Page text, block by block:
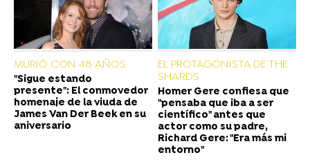
MURIÓ CON 48 AÑOS
"Sigue estando
presente": El conmovedor
homenaje de la viuda de
James Van Der Beek en su
aniversario
EL PROTAGONISTA DE THE
SHARDS
Homer Gere confiesa que
"pensaba que iba a ser
científico" antes que
actor como su padre,
Richard Gere: "Era más mi
entorno"